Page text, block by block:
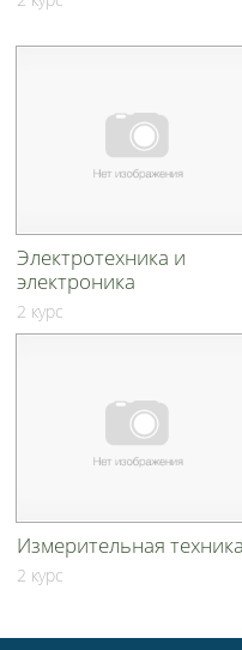
Электротехника и
электроника
2 курс
Измерительная техника
2 курс